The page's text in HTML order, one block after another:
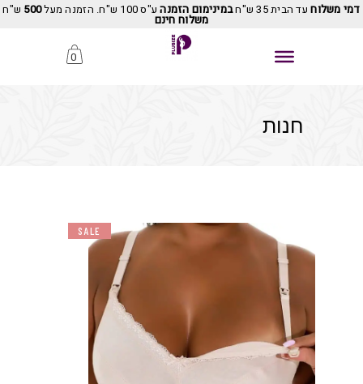
דמי משלוחעד הבית 35 ש"ח במינימום הזמנהע"ס 100 ש"ח. הזמנה מעל 500 ש"ח
משלוח חינם
0
חנות
SALE